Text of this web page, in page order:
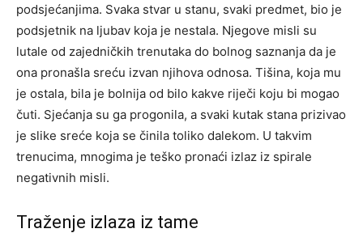
podsjećanjima. Svaka stvar u stanu, svaki predmet, bio je
podsjetnik na ljubav koja je nestala. Njegove misli su
lutale od zajedničkih trenutaka do bolnog saznanja da je
ona pronašla sreću izvan njihova odnosa. Tišina, koja mu
je ostala, bila je bolnija od bilo kakve riječi koju bi mogao
čuti. Sjećanja su ga progonila, a svaki kutak stana prizivao
je slike sreće koja se činila toliko dalekom. U takvim
trenucima, mnogima je teško pronaći izlaz iz spirale
negativnih misli.
Traženje izlaza iz tame